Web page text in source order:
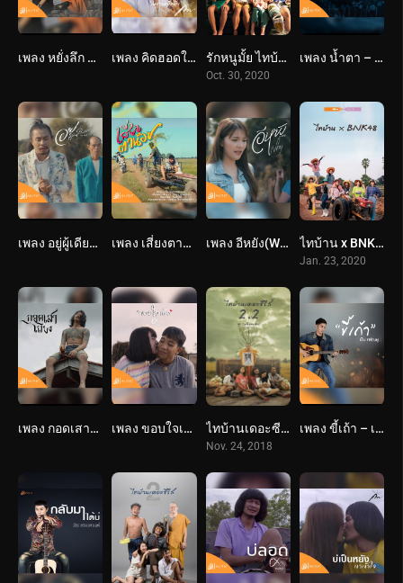
เพลง หยั่งลึก – อัน พิไลพร : เซิ้ง Music Story จักรวาลไทบ้าน เพลง คิดฮอดในฐานะอีหยัง – กวาง จิรพรรณ : เซิ้ง Music Story จักรวาลไทบ้าน-หมอปลาวาฬ รักหนูมั้ย ไทบ้าน (2563) Call Me Daddy
Oct. 30, 2020
เพลง น้ำตา – ปรีชา ปัดภัย x กระต่าย พรรณนิภา : เซิ้ง Music Story จักรวาลไทบ้าน
เพลง อยู่ผู้เดียวให้ชิน – ดิด คิตตี้ : เซิ้ง Music Story จักรวาลไทบ้าน เพลง เสี่ยงตาน้อย – อี๊ด โปงลางสะออน : เซิ้ง Music Story จักรวาลไทบ้าน เพลง อีหยัง(Why) – ฐา ขนิษ : เซิ้ง Music Story จักรวาลไทบ้าน ไทบ้าน x BNK48 จากใจผู้สาวคนนี้ (2563) Thi-Baan x BNK48
Jan. 23, 2020
เพลง กอดเสาเถียง – ปรีชา ปัดภัย : เซิ้ง Music Story จักรวาลไทบ้าน เพลง ขอบใจเด้อ – ศาล สานศิลป์ : เซิ้ง Music OST.ไทบ้านเดอะซีรีส์ ไทบ้านเดอะซีรีส์ 2.2 / Part 2 (2561) Thi Baan The Series 2.2
Nov. 24, 2018
เพลง ขี้เถ้า – เบ็น ศรัณยู :เซิ้ง Music Story ไทบ้านเดอะซีรีส์